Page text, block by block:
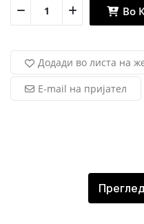
Во
Додади во листа на
E-mail на пријател